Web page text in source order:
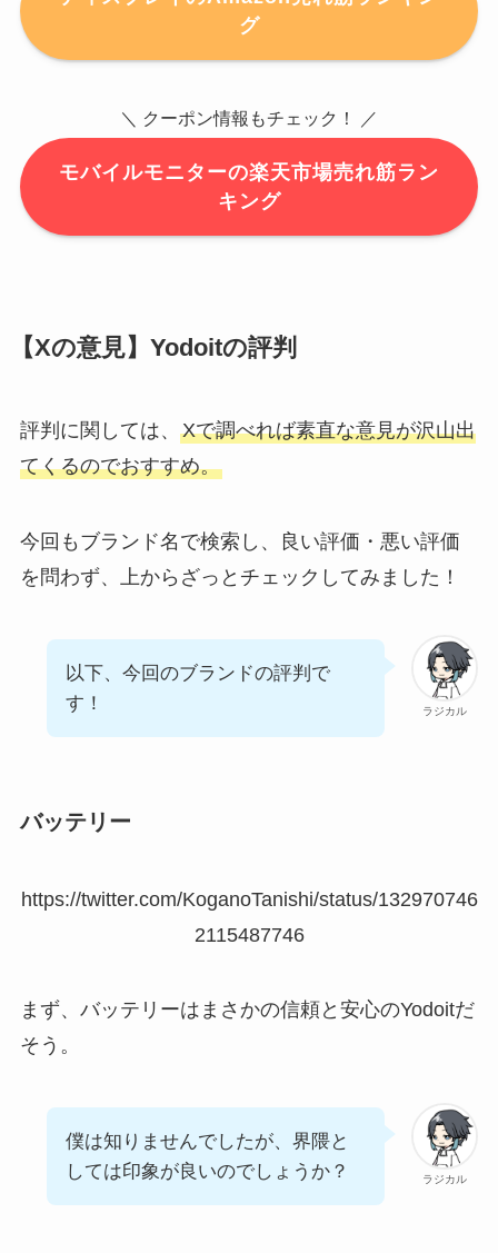
グ
＼ クーポン情報もチェック！ ／
モバイルモニターの楽天市場売れ筋ラン
キング
【Xの意見】Yodoitの評判
評判に関しては、 Xで調べれば素直な意見が沢山出
てくるのでおすすめ。
今回もブランド名で検索し、良い評価・悪い評価
を問わず、上からざっとチェックしてみました！
ラジカル
以下、今回のブランドの評判で
す！
バッテリー
https://twitter.com/KoganoTanishi/status/132970746
2115487746
まず、バッテリーはまさかの信頼と安心のYodoitだ
そう。
ラジカル
僕は知りませんでしたが、界隈と
しては印象が良いのでしょうか？